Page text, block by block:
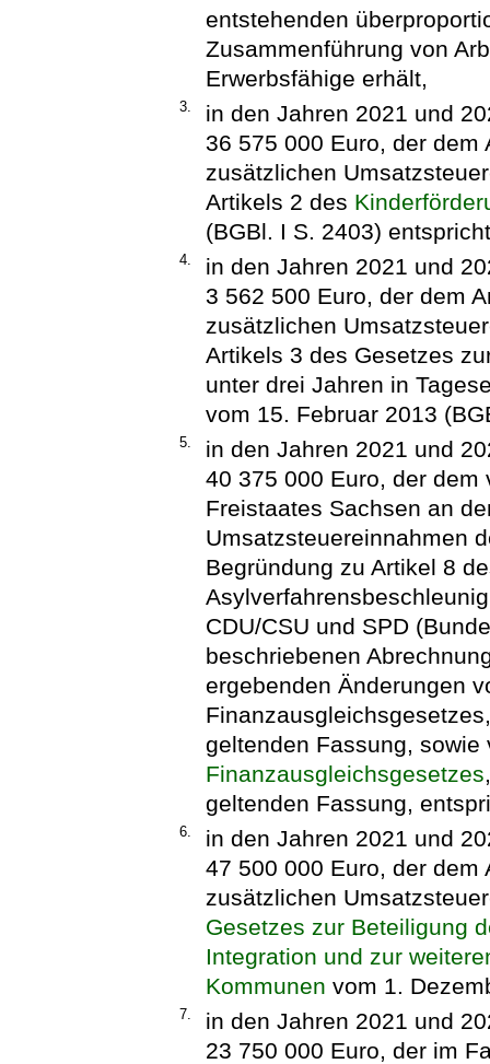
entstehenden
Zusammenführung von
Erwerbsfähige erhält,
3.
in den Jahren 2021 und
36 575 000 Euro, der
zusätzlichen
Artikels 2 des
(BGBl. I S. 2403)
4.
in den Jahren 2021 und
3 562 500 Euro, der dem
zusätzlichen
Artikels 3 des Gesetzes
unter drei Jahren in
vom 15. Februar 2013
5.
in den Jahren 2021 und
40 375 000 Euro, der
Freistaates Sachsen an
Umsatzsteuereinnahmen
Begründung zu Artikel 8
CDU/CSU und SPD
beschriebenen
ergebenden Änderungen
geltenden Fassung, sowie
Finanzausgleichsgesetzes
geltenden Fassung,
6.
in den Jahren 2021 und
47 500 000 Euro, der
zusätzlichen
Gesetzes zur Beteiligung
Integration und zur
Kommunen vom 1.
7.
in den Jahren 2021 und
23 750 000 Euro, der im